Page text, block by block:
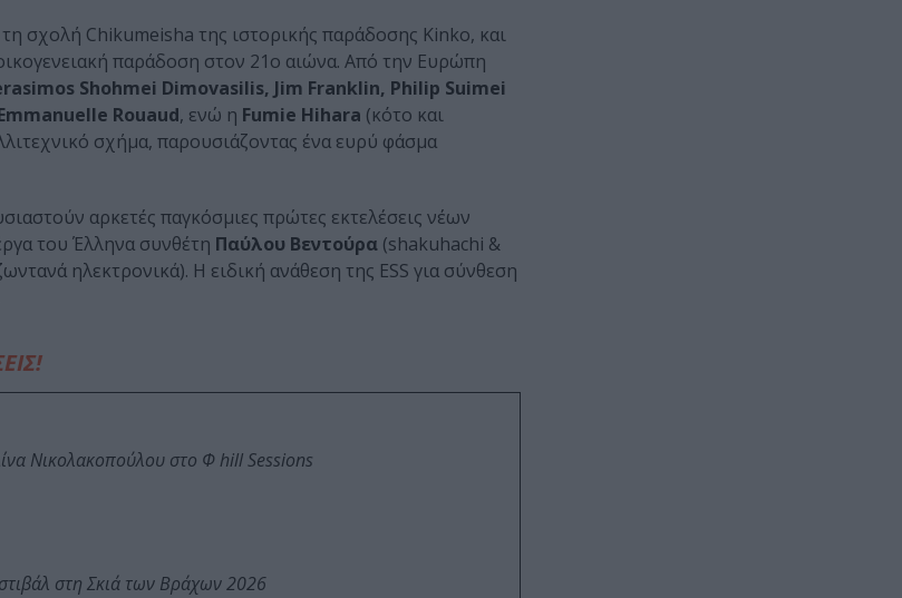
σχολή Chikumeisha της ιστορικής παράδοσης Kinko, και
παράδοση στον 21ο αιώνα. Από την Ευρώπη
Shohmei Dimovasilis, Jim Franklin, Philip Suimei
Rouaud, ενώ η Fumie Hihara (κότο και
σχήμα, παρουσιάζοντας ένα ευρύ φάσμα
αρκετές παγκόσμιες πρώτες εκτελέσεις νέων
του Έλληνα συνθέτη Παύλου Βεντούρα (shakuhachi &
ηλεκτρονικά). Η ειδική ανάθεση της ESS για σύνθεση
Νικολακοπούλου στο Φ hill Sessions
στη Σκιά των Βράχων 2026